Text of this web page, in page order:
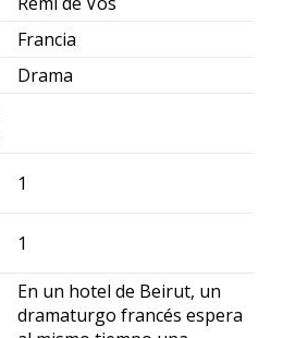
Francia
Drama
1
1
En un hotel de Beirut, un
dramaturgo francés espera